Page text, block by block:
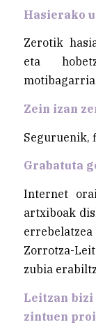
Hasierako
Zerotik
eta
motibagarria
Zein izan
Seguruenik,
Grabatuta
Internet
artxiboak
Zorrotza-
zubia
Leitzan
zintuen